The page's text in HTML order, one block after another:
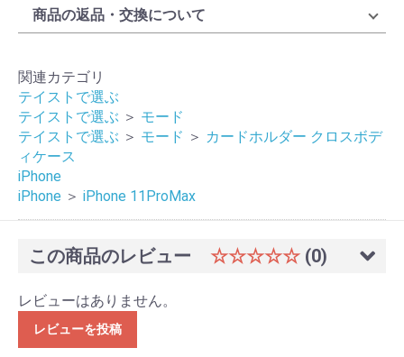
商品の返品・交換について
関連カテゴリ
テイストで選ぶ
テイストで選ぶ ＞ モード
テイストで選ぶ ＞ モード ＞ カードホルダー クロスボデ
ィケース
iPhone
iPhone ＞ iPhone 11ProMax
この商品のレビュー ☆☆☆☆☆ (0)
レビューはありません。
レビューを投稿